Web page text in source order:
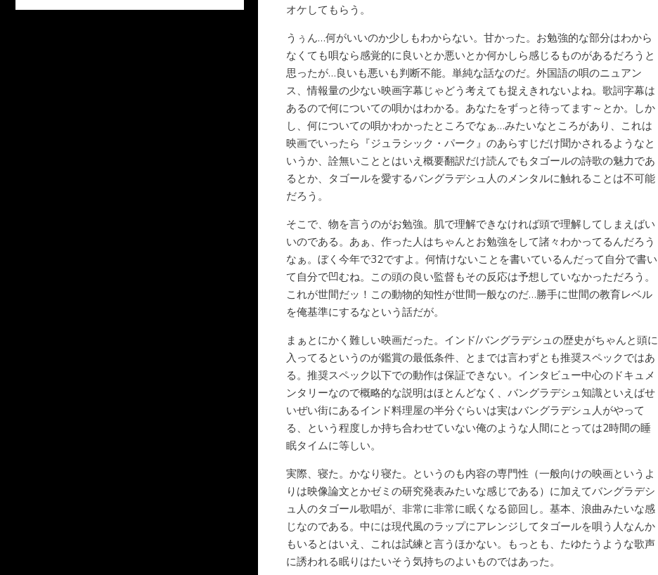
オケしてもらう。
うぅん…何がいいのか少しもわからない。甘かった。お勉強的な部分はわから
なくても唄なら感覚的に良いとか悪いとか何かしら感じるものがあるだろうと
思ったが…良いも悪いも判断不能。単純な話なのだ。外国語の唄のニュアン
ス、情報量の少ない映画字幕じゃどう考えても捉えきれないよね。歌詞字幕は
あるので何についての唄かはわかる。あなたをずっと待ってます～とか。しか
し、何についての唄かわかったところでなぁ…みたいなところがあり、これは
映画でいったら『ジュラシック・パーク』のあらすじだけ聞かされるようなと
いうか、詮無いこととはいえ概要翻訳だけ読んでもタゴールの詩歌の魅力であ
るとか、タゴールを愛するバングラデシュ人のメンタルに触れることは不可能
だろう。
そこで、物を言うのがお勉強。肌で理解できなければ頭で理解してしまえばい
いのである。あぁ、作った人はちゃんとお勉強をして諸々わかってるんだろう
なぁ。ぼく今年で32ですよ。何情けないことを書いているんだって自分で書い
て自分で凹むね。この頭の良い監督もその反応は予想していなかっただろう。
これが世間だッ！この動物的知性が世間一般なのだ…勝手に世間の教育レベル
を俺基準にするなという話だが。
まぁとにかく難しい映画だった。インド/バングラデシュの歴史がちゃんと頭に
入ってるというのが鑑賞の最低条件、とまでは言わずとも推奨スペックではあ
る。推奨スペック以下での動作は保証できない。インタビュー中心のドキュメ
ンタリーなので概略的な説明はほとんどなく、バングラデシュ知識といえばせ
いぜい街にあるインド料理屋の半分ぐらいは実はバングラデシュ人がやって
る、という程度しか持ち合わせていない俺のような人間にとっては2時間の睡
眠タイムに等しい。
実際、寝た。かなり寝た。というのも内容の専門性（一般向けの映画というよ
りは映像論文とかゼミの研究発表みたいな感じである）に加えてバングラデシ
ュ人のタゴール歌唱が、非常に非常に眠くなる節回し。基本、浪曲みたいな感
じなのである。中には現代風のラップにアレンジしてタゴールを唄う人なんか
もいるとはいえ、これは試練と言うほかない。もっとも、たゆたうような歌声
に誘われる眠りはたいそう気持ちのよいものではあった。